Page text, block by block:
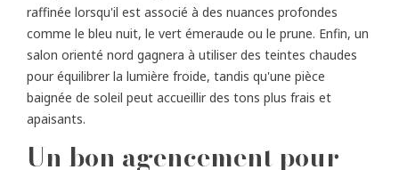
raffinée lorsqu'il est associé à des nuances profondes
comme le bleu nuit, le vert émeraude ou le prune. Enfin, un
salon orienté nord gagnera à utiliser des teintes chaudes
pour équilibrer la lumière froide, tandis qu'une pièce
baignée de soleil peut accueillir des tons plus frais et
apaisants.
Un bon agencement pour